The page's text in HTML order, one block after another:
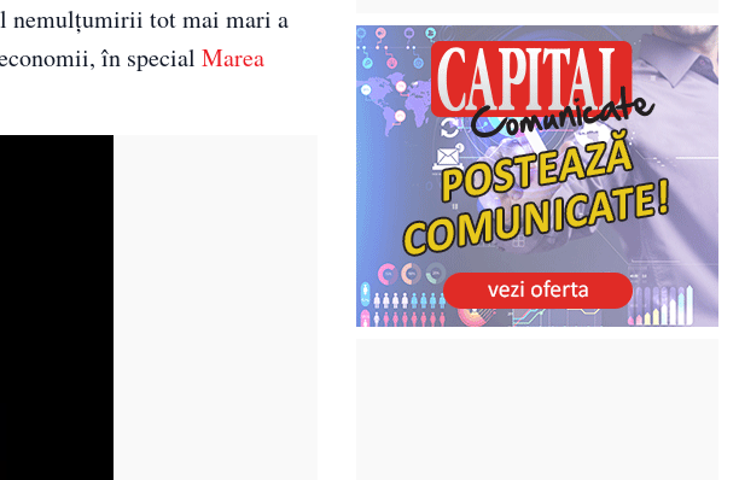
nemulțumirii tot mai mari a
în special Marea